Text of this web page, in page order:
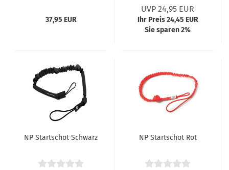
37,95 EUR
UVP 24,95 EUR
Ihr Preis 24,45 EUR
Sie sparen 2%
NP Startschot Schwarz NP Startschot Rot